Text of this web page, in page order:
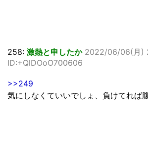
258: 激熱と申したか 2022/06/06(月)
ID:+QlDOoO700606
>>249
気にしなくていいでしょ、負けてれば